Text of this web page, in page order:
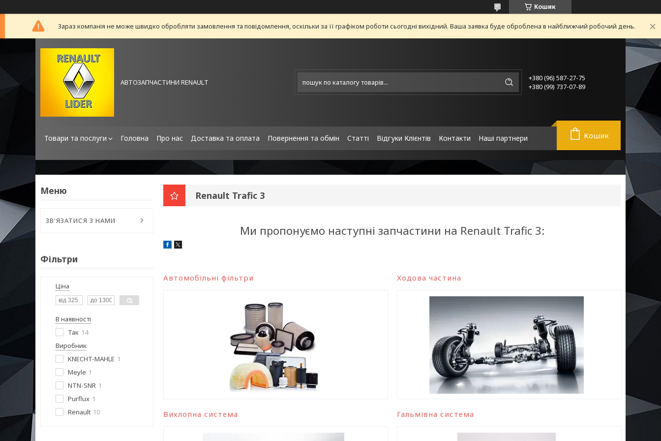
Кошик
Зараз компанія не може швидко обробляти замовлення та повідомлення, оскільки за її графіком роботи сьогодні вихідний. Ваша заявка буде оброблена в найближчий робочий день.
АВТОЗАПЧАСТИНИ RENAULT
+380 (96) 587-27-75
+380 (99) 737-07-89
Товари та послуги Головна Про нас Доставка та оплата Повернення та обмін Статті Відгуки Клієнтів Контакти Наші партнери Кошик
ЗВ'ЯЗАТИСЯ З НАМИ
Фільтри
Ціна
В наявності
Так 14
Виробник
KNECHT-MAHLE 1
Meyle 1
NTN-SNR 1
Purflux 1
Renault 10
Renault Trafic 3
Ми пропонуємо наступні запчастини на Renault Trafic 3:
Автомобільні фільтри Ходова частина
Вихлопна система Гальмівна система